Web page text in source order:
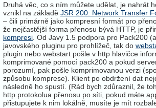
Druhá věc, co s ním můžete udělat, je nahrát
vznikl na základě JSR 200: Network Transfer
– čili primárně jako kompresní formát pro
že nejčastější forma přenosu bývá HTTP, je
kompresi. Od Javy 1.5 podpora pro Pack200
javovského pluginu pro prohlížeč, tak do
plugin nebo webstart pošle v http hlavičce
komprimované pomocí pack200 a pokud
porozumí, pak pošle komprimovanou verzi
způsobu komprese). Klient po obdržení dat
následně ho spustí. (Rád bych zdůraznil, že
http protokolua přenosu po síti, pokud máte
přistupujete k nim lokálně, musíte je mít